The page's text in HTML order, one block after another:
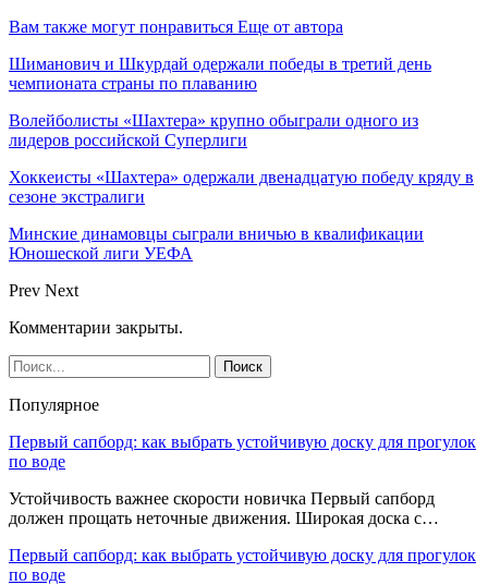
Вам также могут понравиться Еще от автора
Шиманович и Шкурдай одержали победы в третий день
чемпионата страны по плаванию
Волейболисты «Шахтера» крупно обыграли одного из
лидеров российской Суперлиги
Хоккеисты «Шахтера» одержали двенадцатую победу кряду в
сезоне экстралиги
Минские динамовцы сыграли вничью в квалификации
Юношеской лиги УЕФА
Prev Next
Комментарии закрыты.
Популярное
Первый сапборд: как выбрать устойчивую доску для прогулок
по воде
Устойчивость важнее скорости новичка Первый сапборд
должен прощать неточные движения. Широкая доска с…
Первый сапборд: как выбрать устойчивую доску для прогулок
по воде